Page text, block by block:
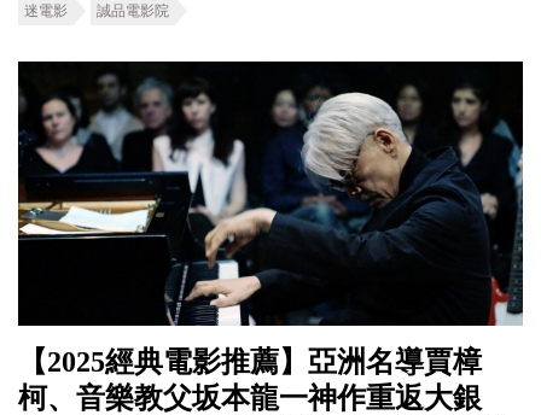
迷電影 誠品電影院
【2025經典電影推薦】亞洲名導賈樟
柯、音樂教父坂本龍一神作重返大銀